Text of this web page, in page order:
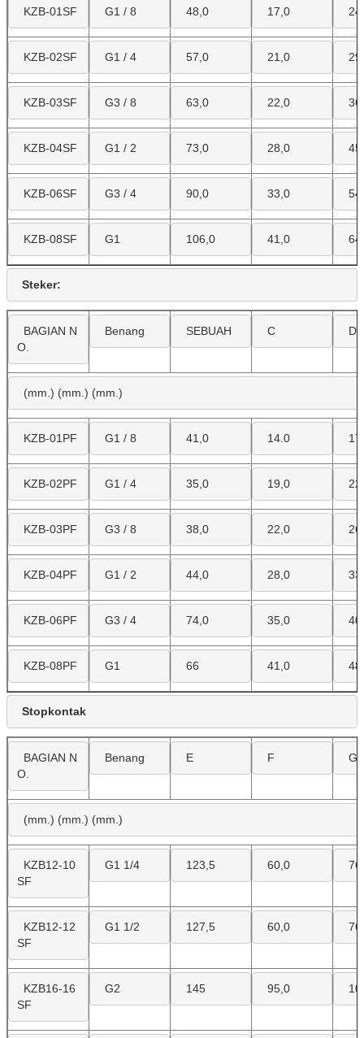
KZB-01SF G1 / 8 48,0 17,0
KZB-02SF G1 / 4 57,0 21,0
KZB-03SF G3 / 8 63,0 22,0
KZB-04SF G1 / 2 73,0 28,0
KZB-06SF G3 / 4 90,0 33,0
KZB-08SF G1 106,0 41,0
Steker:
BAGIAN N
O.
Benang SEBUAH C D
(mm.) (mm.) (mm.)
KZB-01PF G1 / 8 41,0 14.0
KZB-02PF G1 / 4 35,0 19,0
KZB-03PF G3 / 8 38,0 22,0
KZB-04PF G1 / 2 44,0 28,0
KZB-06PF G3 / 4 74,0 35,0
KZB-08PF G1 66 41,0
Stopkontak
BAGIAN N
O.
Benang E F G
(mm.) (mm.) (mm.)
KZB12-10
SF
G1 1/4 123,5 60,0
KZB12-12
SF
G1 1/2 127,5 60,0
KZB16-16
SF
G2 145 95,0